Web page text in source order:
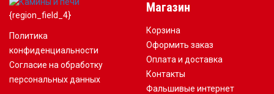
{region_field_4}
Политика
конфиденциальности
Согласие на обработку
персональных данных
Магазин
Корзина
Оформить заказ
Оплата и доставка
Контакты
Фальшивые интернет